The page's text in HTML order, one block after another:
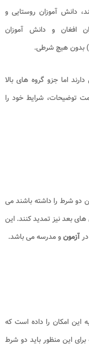
دانش آموزان روستایی و
افغان و دانش آموزان
بدون هیچ شرطی.
اما جزو گروه های بالا
توضیحات، شرایط خود را
دو شرط را داشته باشند می
بعد نیز تمدید کنند. این
آزمونو مدرسه می باشد.
این امکان را داده است که
این منظور باید دو شرط